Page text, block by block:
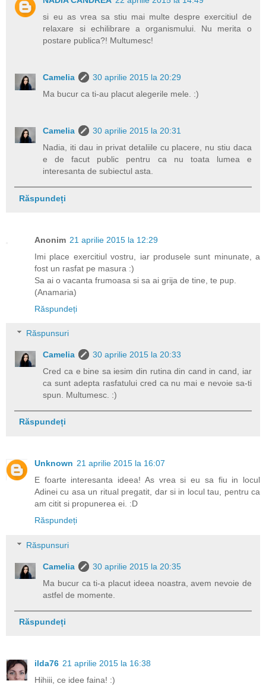
si eu as vrea sa stiu mai multe despre exercitiul de
relaxare si echilibrare a organismului. Nu merita o
postare publica?! Multumesc!
Camelia
30 aprilie 2015 la 20:29
Ma bucur ca ti-au placut alegerile mele. :)
Camelia
30 aprilie 2015 la 20:31
Nadia, iti dau in privat detaliile cu placere, nu stiu daca
e de facut public pentru ca nu toata lumea e
interesanta de subiectul asta.
Răspundeți
Anonim 21 aprilie 2015 la 12:29
Imi place exercitiul vostru, iar produsele sunt minunate, a
fost un rasfat pe masura :)
Sa ai o vacanta frumoasa si sa ai grija de tine, te pup.
(Anamaria)
Răspundeți
Răspunsuri
Camelia
30 aprilie 2015 la 20:33
Cred ca e bine sa iesim din rutina din cand in cand, iar
ca sunt adepta rasfatului cred ca nu mai e nevoie sa-ti
spun. Multumesc. :)
Răspundeți
Unknown 21 aprilie 2015 la 16:07
E foarte interesanta ideea! As vrea si eu sa fiu in locul
Adinei cu asa un ritual pregatit, dar si in locul tau, pentru ca
am citit si propunerea ei. :D
Răspundeți
Răspunsuri
Camelia
30 aprilie 2015 la 20:35
Ma bucur ca ti-a placut ideea noastra, avem nevoie de
astfel de momente.
Răspundeți
ilda76 21 aprilie 2015 la 16:38
Hihiii, ce idee faina! :)